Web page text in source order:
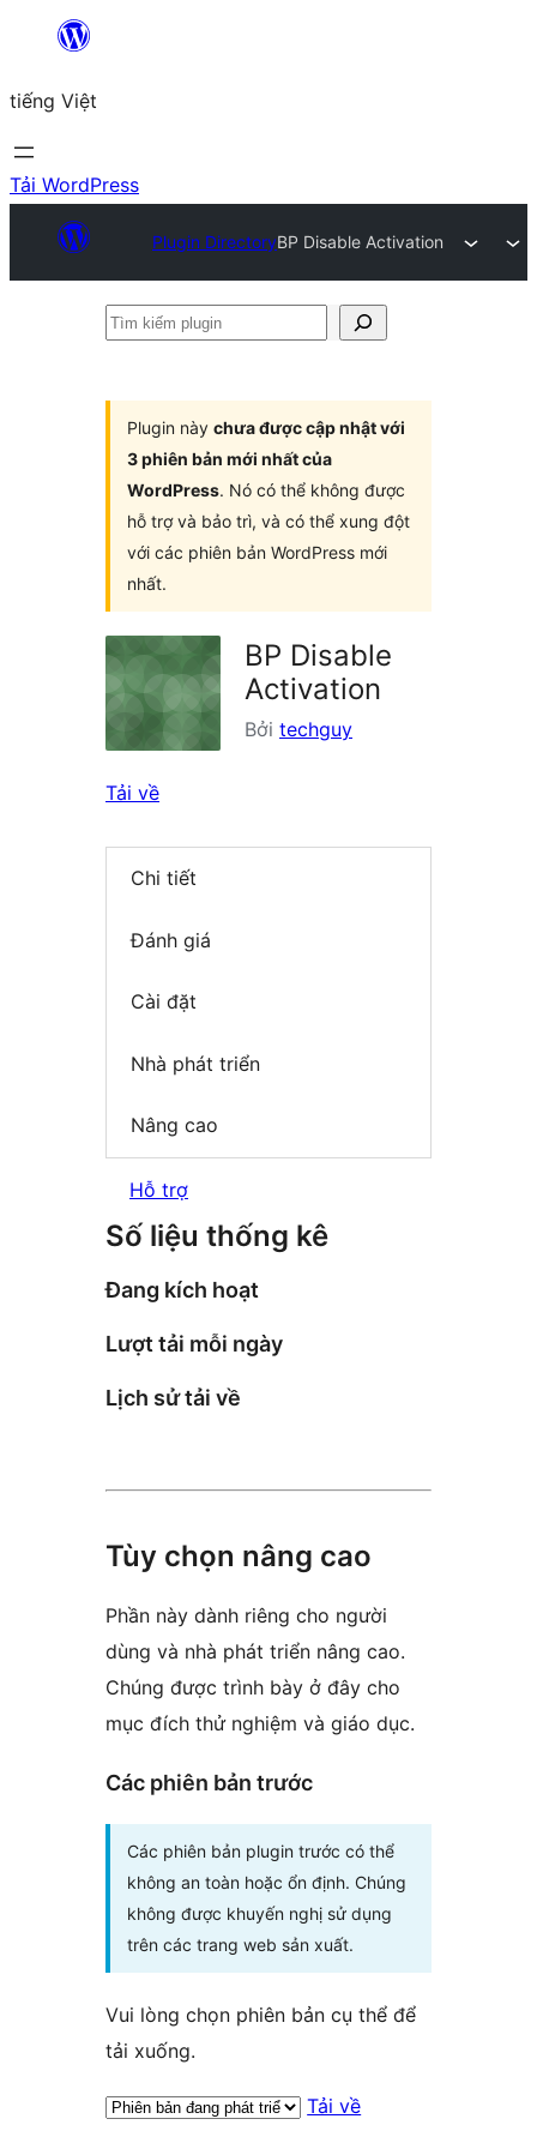
Chuyển
phần
nội
dung
tiếng Việt
Tải WordPress
Plugin DirectoryBP Disable Activation
Tìm
Plugin này chưa được cập nhật với
3 phiên bản mới nhất của
WordPress. Nó có thể không được
hỗ trợ và bảo trì, và có thể xung đột
với các phiên bản WordPress mới
nhất.
BP Disable
Activation
Bởi techguy
Tải về
Chi tiết
Đánh giá
Cài đặt
Nhà phát triển
Nâng cao
Hỗ trợ
Số liệu thống kê
Đang kích hoạt
Lượt tải mỗi ngày
Lịch sử tải về
Tùy chọn nâng cao
Phần này dành riêng cho người
dùng và nhà phát triển nâng cao.
Chúng được trình bày ở đây cho
mục đích thử nghiệm và giáo dục.
Các phiên bản trước
Các phiên bản plugin trước có thể
không an toàn hoặc ổn định. Chúng
không được khuyến nghị sử dụng
trên các trang web sản xuất.
Vui lòng chọn phiên bản cụ thể để
tải xuống.
Tải về